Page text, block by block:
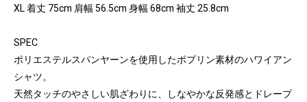
XL 着丈 75cm 肩幅 56.5cm 身幅 68cm 袖丈 25.8cm
SPEC
ポリエステルスパンヤーンを使用したポプリン素材のハワイアン
シャツ。
天然タッチのやさしい肌ざわりに、しなやかな反発感とドレープ